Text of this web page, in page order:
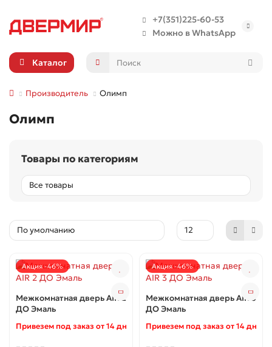
+7(351)225-60-53
Можно в WhatsApp
Каталог
Производитель Олимп
Олимп
Товары по категориям
Акция -46%
Межкомнатная дверь AIR 2
ДО Эмаль
Привезем под заказ от 14 дней ✓
Акция -46%
Межкомнатная дверь AIR 3
ДО Эмаль
Привезем под заказ от 14 дней